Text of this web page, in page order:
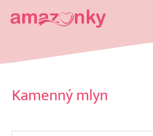
Kamenný mlyn